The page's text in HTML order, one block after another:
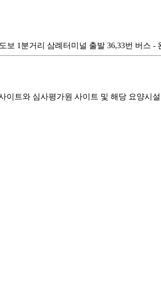
보 1분거리 삼례터미널 출발 36,33번 버스 -
트와 심사평가원 사이트 및 해당 요양시